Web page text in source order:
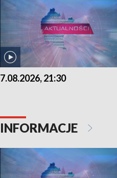
7.08.2026, 21:30
INFORMACJE